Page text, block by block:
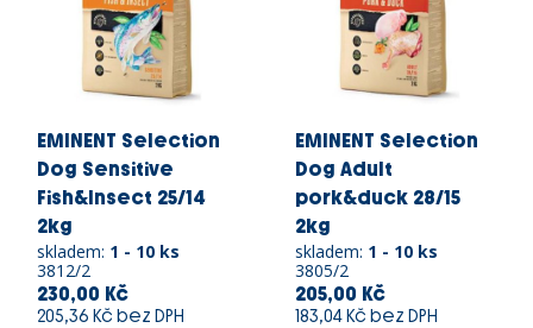
EMINENT Selection
Dog Sensitive
Fish&Insect 25/14
2kg
skladem: 1 - 10 ks
3812/2
230,00 Kč
205,36 Kč bez DPH
EMINENT Selection
Dog Adult
pork&duck 28/15
2kg
skladem: 1 - 10 ks
3805/2
205,00 Kč
183,04 Kč bez DPH